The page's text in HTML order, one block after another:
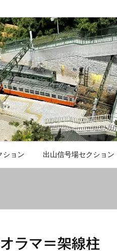
ション 出山信号場セクション
ラマ＝架線柱